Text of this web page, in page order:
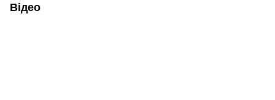
Відео